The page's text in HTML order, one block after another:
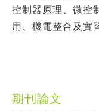
控制器原理、微控
用、機電整合及實
期刊論文